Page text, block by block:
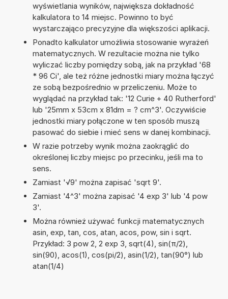
wyświetlania wyników, największa dokładność
kalkulatora to 14 miejsc. Powinno to być
wystarczająco precyzyjne dla większości aplikacji.
Ponadto kalkulator umożliwia stosowanie wyrażeń
matematycznych. W rezultacie można nie tylko
wyliczać liczby pomiędzy sobą, jak na przykład '68
* 96 Ci', ale też różne jednostki miary można łączyć
ze sobą bezpośrednio w przeliczeniu. Może to
wyglądać na przykład tak: '12 Curie + 40 Rutherford'
lub '25mm x 53cm x 81dm = ? cm^3'. Oczywiście
jednostki miary połączone w ten sposób muszą
pasować do siebie i mieć sens w danej kombinacji.
W razie potrzeby wynik można zaokrąglić do
określonej liczby miejsc po przecinku, jeśli ma to
sens.
Zamiast '√9' można zapisać 'sqrt 9'.
Zamiast '4^3' można zapisać '4 exp 3' lub '4 pow
3'.
Można również używać funkcji matematycznych
asin, exp, tan, cos, atan, acos, pow, sin i sqrt.
Przykład: 3 pow 2, 2 exp 3, sqrt(4), sin(π/2),
sin(90), acos(1), cos(pi/2), asin(1/2), tan(90°) lub
atan(1/4)